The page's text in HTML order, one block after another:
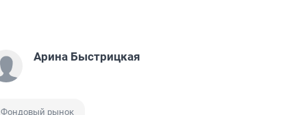
Арина Быстрицкая
Фондовый рынок